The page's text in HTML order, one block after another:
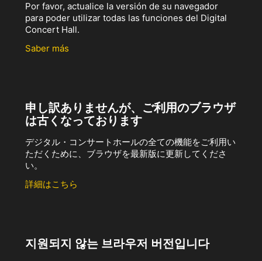
Por favor, actualice la versión de su navegador
para poder utilizar todas las funciones del Digital
Concert Hall.
Saber más
申し訳ありませんが、ご利用のブラウザ
は古くなっております
デジタル・コンサートホールの全ての機能をご利用い
ただくために、ブラウザを最新版に更新してくださ
い。
詳細はこちら
지원되지 않는 브라우저 버전입니다